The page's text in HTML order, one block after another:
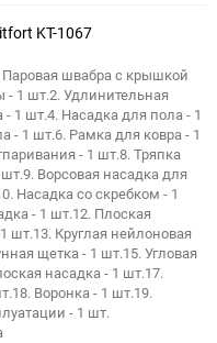
KT-1067
швабра с крышкой
- 1 шт.2. Удлинительная
- 1 шт.4. Насадка для пола - 1
- 1 шт.6. Рамка для ковра - 1
- 1 шт.8. Тряпка
Ворсовая насадка для
Насадка со скребком - 1
- 1 шт.12. Плоская
шт.13. Круглая нейлоновая
щетка - 1 шт.15. Угловая
насадка - 1 шт.17.
Воронка - 1 шт.19.
- 1 шт.